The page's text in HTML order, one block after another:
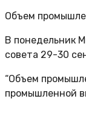
Объем
В понедельник
совета 29-30
“Объем
промышленной